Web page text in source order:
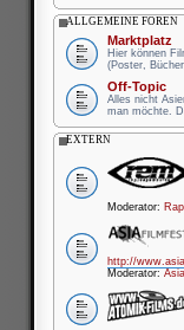
ALLGEMEINE FOREN
Marktplatz
Hier können
(Poster,
Off-Topic
Alles nicht
man möchte.
EXTERN
Moderator:
http://
Moderator: